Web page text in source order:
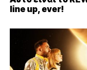
line up, ever!